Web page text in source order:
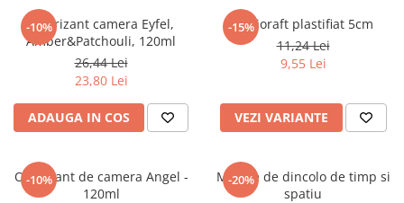
Carti pentru Adolescenti, Young
Adult
Crime, Thriller, Mistery
Literatura Romana
Literatura Universala
Romane de dragoste, Carti
romantice
-10%
Odorizant camera Eyfel,
Amber&Patchouli, 120ml
26,44 Lei
23,80 Lei
ADAUGA IN COS
-15%
Biblioraft plastifiat 5cm
11,24 Lei
9,55 Lei
VEZI VARIANTE
-10%
Odorizant de camera Angel -
120ml
-20%
Mesaje de dincolo de timp si
spatiu